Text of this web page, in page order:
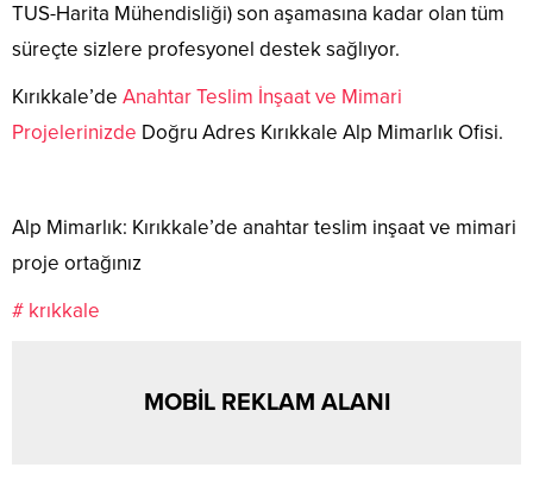
TUS-Harita Mühendisliği) son aşamasına kadar olan tüm
süreçte sizlere profesyonel destek sağlıyor.
Kırıkkale’de Anahtar Teslim İnşaat ve Mimari
Projelerinizde Doğru Adres Kırıkkale Alp Mimarlık Ofisi.
Alp Mimarlık: Kırıkkale’de anahtar teslim inşaat ve mimari
proje ortağınız
# krıkkale
MOBİL REKLAM ALANI